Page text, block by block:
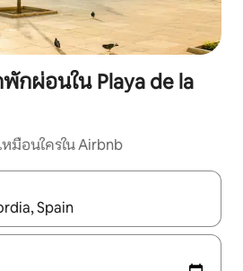
ผ่อนใน Playa de la
มือนใครใน Airbnb
สัมผัสหรือปัด เพื่อสำรวจผลการค้นหา